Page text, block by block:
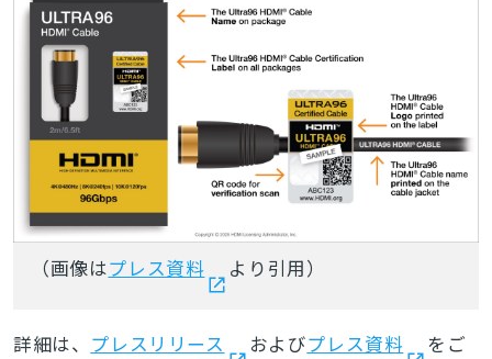
（画像はプレス資料 より引用）
詳細は、 プレスリリース およびプレス資料
をご